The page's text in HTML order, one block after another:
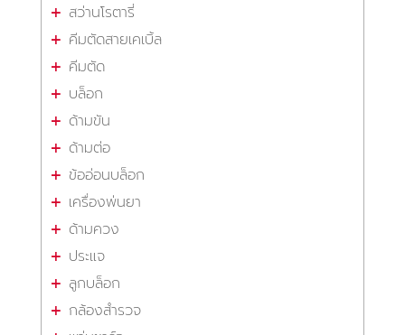
สว่านโรตารี่
คีมตัดสายเคเบิ้ล
คีมตัด
บล็อก
ด้ามขัน
ด้ามต่อ
ข้ออ่อนบล็อก
เครื่องพ่นยา
ด้ามควง
ประแจ
ลูกบล็อก
กล้องสำรวจ